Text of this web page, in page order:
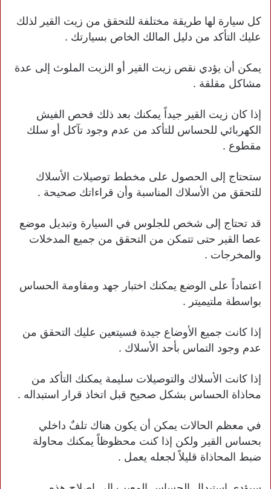
كل سيارة لها طريقة مختلفة للتحقق من زيت القير لذلك
عليك التأكد من دليل المالك الخاص بسيارتك .
يمكن أن يؤدي نقص زيت القير أو الزيت الملوث إلى عدة
مشاكل مقلقة .
إذا كان زيت القير جيداً يمكنك بعد ذلك فحص الفيش
الكهربائي للحساس للتأكد من عدم وجود تآكل أو سلك
مقطوع .
ستحتاج إلى الحصول على مخطط توصيلات الأسلاك
للتحقق من الأسلاك المناسبة وأن قراءاتك صحيحة .
قد تحتاج إلى شخص للجلوس في السيارة وتبديل موضع
عصا القير حتى تتمكن من التحقق من جميع المدخلات
والمخرجات .
اعتماداً على الوضع يمكنك اختبار جهد ومقاومة الحساس
بواسطة ملتيميتر .
إذا كانت جميع الأوضاع جيدة فسيتعين عليك التحقق من
عدم وجود التماس بأحد الأسلاك .
إذا كانت الأسلاك والتوصيلات سليمة يمكنك التأكد من
محاذاة الحساس بشكل صحيح قبل اتخاذ قرار استبداله .
في معظم الحالات يمكن أن يكون هناك تلفٌ داخلي
بحساس القير ولكن إذا كنت محظوظاً يمكنك محاولة
ضبط المحاذاة قليلاً لجعله يعمل .